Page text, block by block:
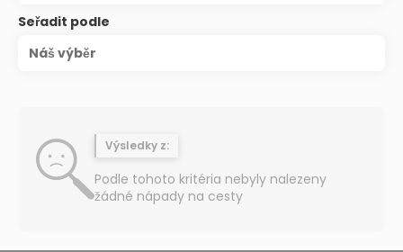
Seřadit podle
Náš výběr
Výsledky z:
Podle tohoto kritéria nebyly nalezeny
žádné nápady na cesty